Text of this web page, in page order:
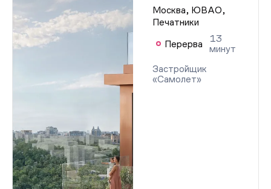
Москва, ЮВАО,
Печатники
Перерва
13
минут
Застройщик
«Самолет»